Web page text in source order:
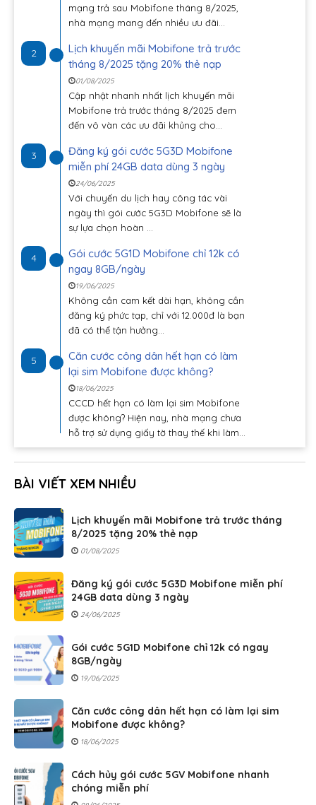
mạng trả sau Mobifone tháng 8/2025,
nhà mạng mang đến nhiều ưu đãi...
2
Lịch khuyến mãi Mobifone trả trước
tháng 8/2025 tặng 20% thẻ nạp
01/08/2025
Cập nhật nhanh nhất lịch khuyến mãi
Mobifone trả trước tháng 8/2025 đem
đến vô vàn các ưu đãi khủng cho...
3
Đăng ký gói cước 5G3D Mobifone
miễn phí 24GB data dùng 3 ngày
24/06/2025
Với chuyến du lịch hay công tác vài
ngày thì gói cước 5G3D Mobifone sẽ là
sự lựa chọn hoàn ...
4
Gói cước 5G1D Mobifone chỉ 12k có
ngay 8GB/ngày
19/06/2025
Không cần cam kết dài hạn, không cần
đăng ký phức tạp, chỉ với 12.000đ là bạn
đã có thể tận hưởng...
5
Căn cước công dân hết hạn có làm
lại sim Mobifone được không?
18/06/2025
CCCD hết hạn có làm lại sim Mobifone
được không? Hiện nay, nhà mạng chưa
hỗ trợ sử dụng giấy tờ thay thế khi làm...
BÀI VIẾT XEM NHIỀU
Lịch khuyến mãi Mobifone trả trước tháng
8/2025 tặng 20% thẻ nạp
01/08/2025
Đăng ký gói cước 5G3D Mobifone miễn phí
24GB data dùng 3 ngày
24/06/2025
Gói cước 5G1D Mobifone chỉ 12k có ngay
8GB/ngày
19/06/2025
Căn cước công dân hết hạn có làm lại sim
Mobifone được không?
18/06/2025
Cách hủy gói cước 5GV Mobifone nhanh
chóng miễn phí